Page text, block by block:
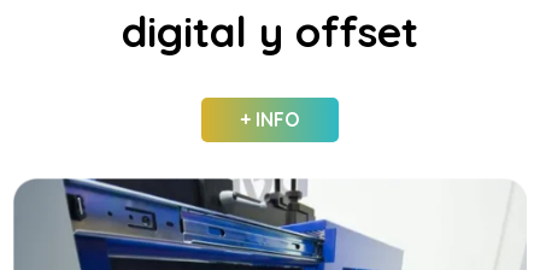
digital y offset
+ INFO